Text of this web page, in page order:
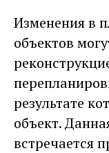
Изменения в
объектов
результате
объект.
встречается